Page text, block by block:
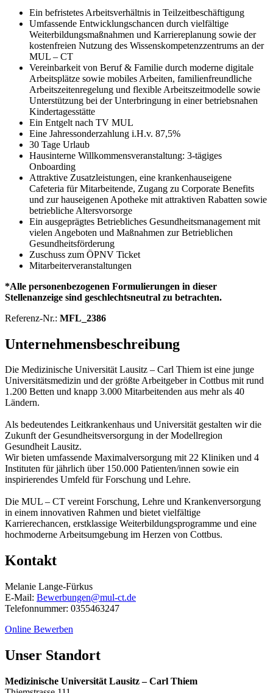
Ein befristetes Arbeitsverhältnis in Teilzeitbeschäftigung
Umfassende Entwicklungschancen durch vielfältige
Weiterbildungsmaßnahmen und Karriereplanung sowie der
kostenfreien Nutzung des Wissenskompetenzzentrums an der
MUL – CT
Vereinbarkeit von Beruf & Familie durch moderne digitale
Arbeitsplätze sowie mobiles Arbeiten, familienfreundliche
Arbeitszeitenregelung und flexible Arbeitszeitmodelle sowie
Unterstützung bei der Unterbringung in einer betriebsnahen
Kindertagesstätte
Ein Entgelt nach TV MUL
Eine Jahressonderzahlung i.H.v. 87,5%
30 Tage Urlaub
Hausinterne Willkommensveranstaltung: 3-tägiges
Onboarding
Attraktive Zusatzleistungen, eine krankenhauseigene
Cafeteria für Mitarbeitende, Zugang zu Corporate Benefits
und zur hauseigenen Apotheke mit attraktiven Rabatten sowie
betriebliche Altersvorsorge
Ein ausgeprägtes Betriebliches Gesundheitsmanagement mit
vielen Angeboten und Maßnahmen zur Betrieblichen
Gesundheitsförderung
Zuschuss zum ÖPNV Ticket
Mitarbeiterveranstaltungen
*Alle personenbezogenen Formulierungen in dieser
Stellenanzeige sind geschlechtsneutral zu betrachten.
Referenz-Nr.: MFL_2386
Unternehmensbeschreibung
Die Medizinische Universität Lausitz – Carl Thiem ist eine junge
Universitätsmedizin und der größte Arbeitgeber in Cottbus mit rund
1.200 Betten und knapp 3.000 Mitarbeitenden aus mehr als 40
Ländern.
Als bedeutendes Leitkrankenhaus und Universität gestalten wir die
Zukunft der Gesundheitsversorgung in der Modellregion
Gesundheit Lausitz.
Wir bieten umfassende Maximalversorgung mit 22 Kliniken und 4
Instituten für jährlich über 150.000 Patienten/innen sowie ein
inspirierendes Umfeld für Forschung und Lehre.
Die MUL – CT vereint Forschung, Lehre und Krankenversorgung
in einem innovativen Rahmen und bietet vielfältige
Karrierechancen, erstklassige Weiterbildungsprogramme und eine
hochmoderne Arbeitsumgebung im Herzen von Cottbus.
Kontakt
Melanie Lange-Fürkus
E-Mail: Bewerbungen@mul-ct.de
Telefonnummer: 0355463247
Online Bewerben
Unser Standort
Medizinische Universität Lausitz – Carl Thiem